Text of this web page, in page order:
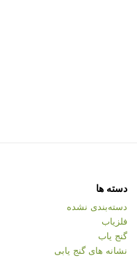
دسته ها
دسته‌بندی نشده
فلزیاب
گنج یاب
نشانه های گنج یابی